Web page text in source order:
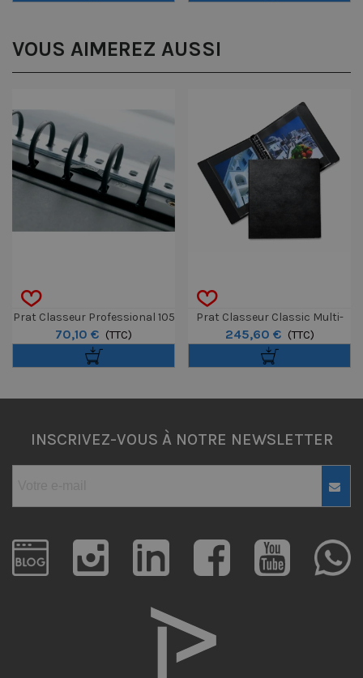
VOUS AIMEREZ AUSSI
Prat Classeur Professional 105
28x35 + 10f. Polypro
70,10 € (TTC)
Prat Classeur Classic Multi-
Anneaux 51x65cm Avec 10
Pochettes
245,60 € (TTC)
INSCRIVEZ-VOUS À NOTRE NEWSLETTER